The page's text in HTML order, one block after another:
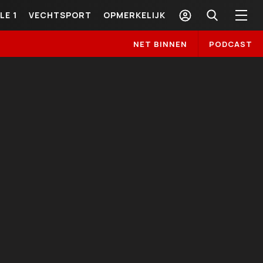
1 VECHTSPORT OPMERKELIJK
NET BINNEN PODCAST